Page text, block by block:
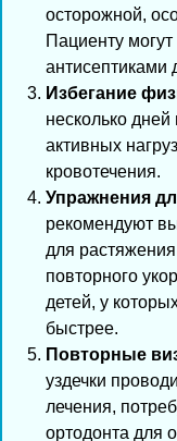
осторожной,
Пациенту
антисептиками
Избегание
несколько
активных
кровотечения.
Упражнения
рекомендуют
для
повторного
детей, у
быстрее.
Повторные
уздечки
лечения,
ортодонта для